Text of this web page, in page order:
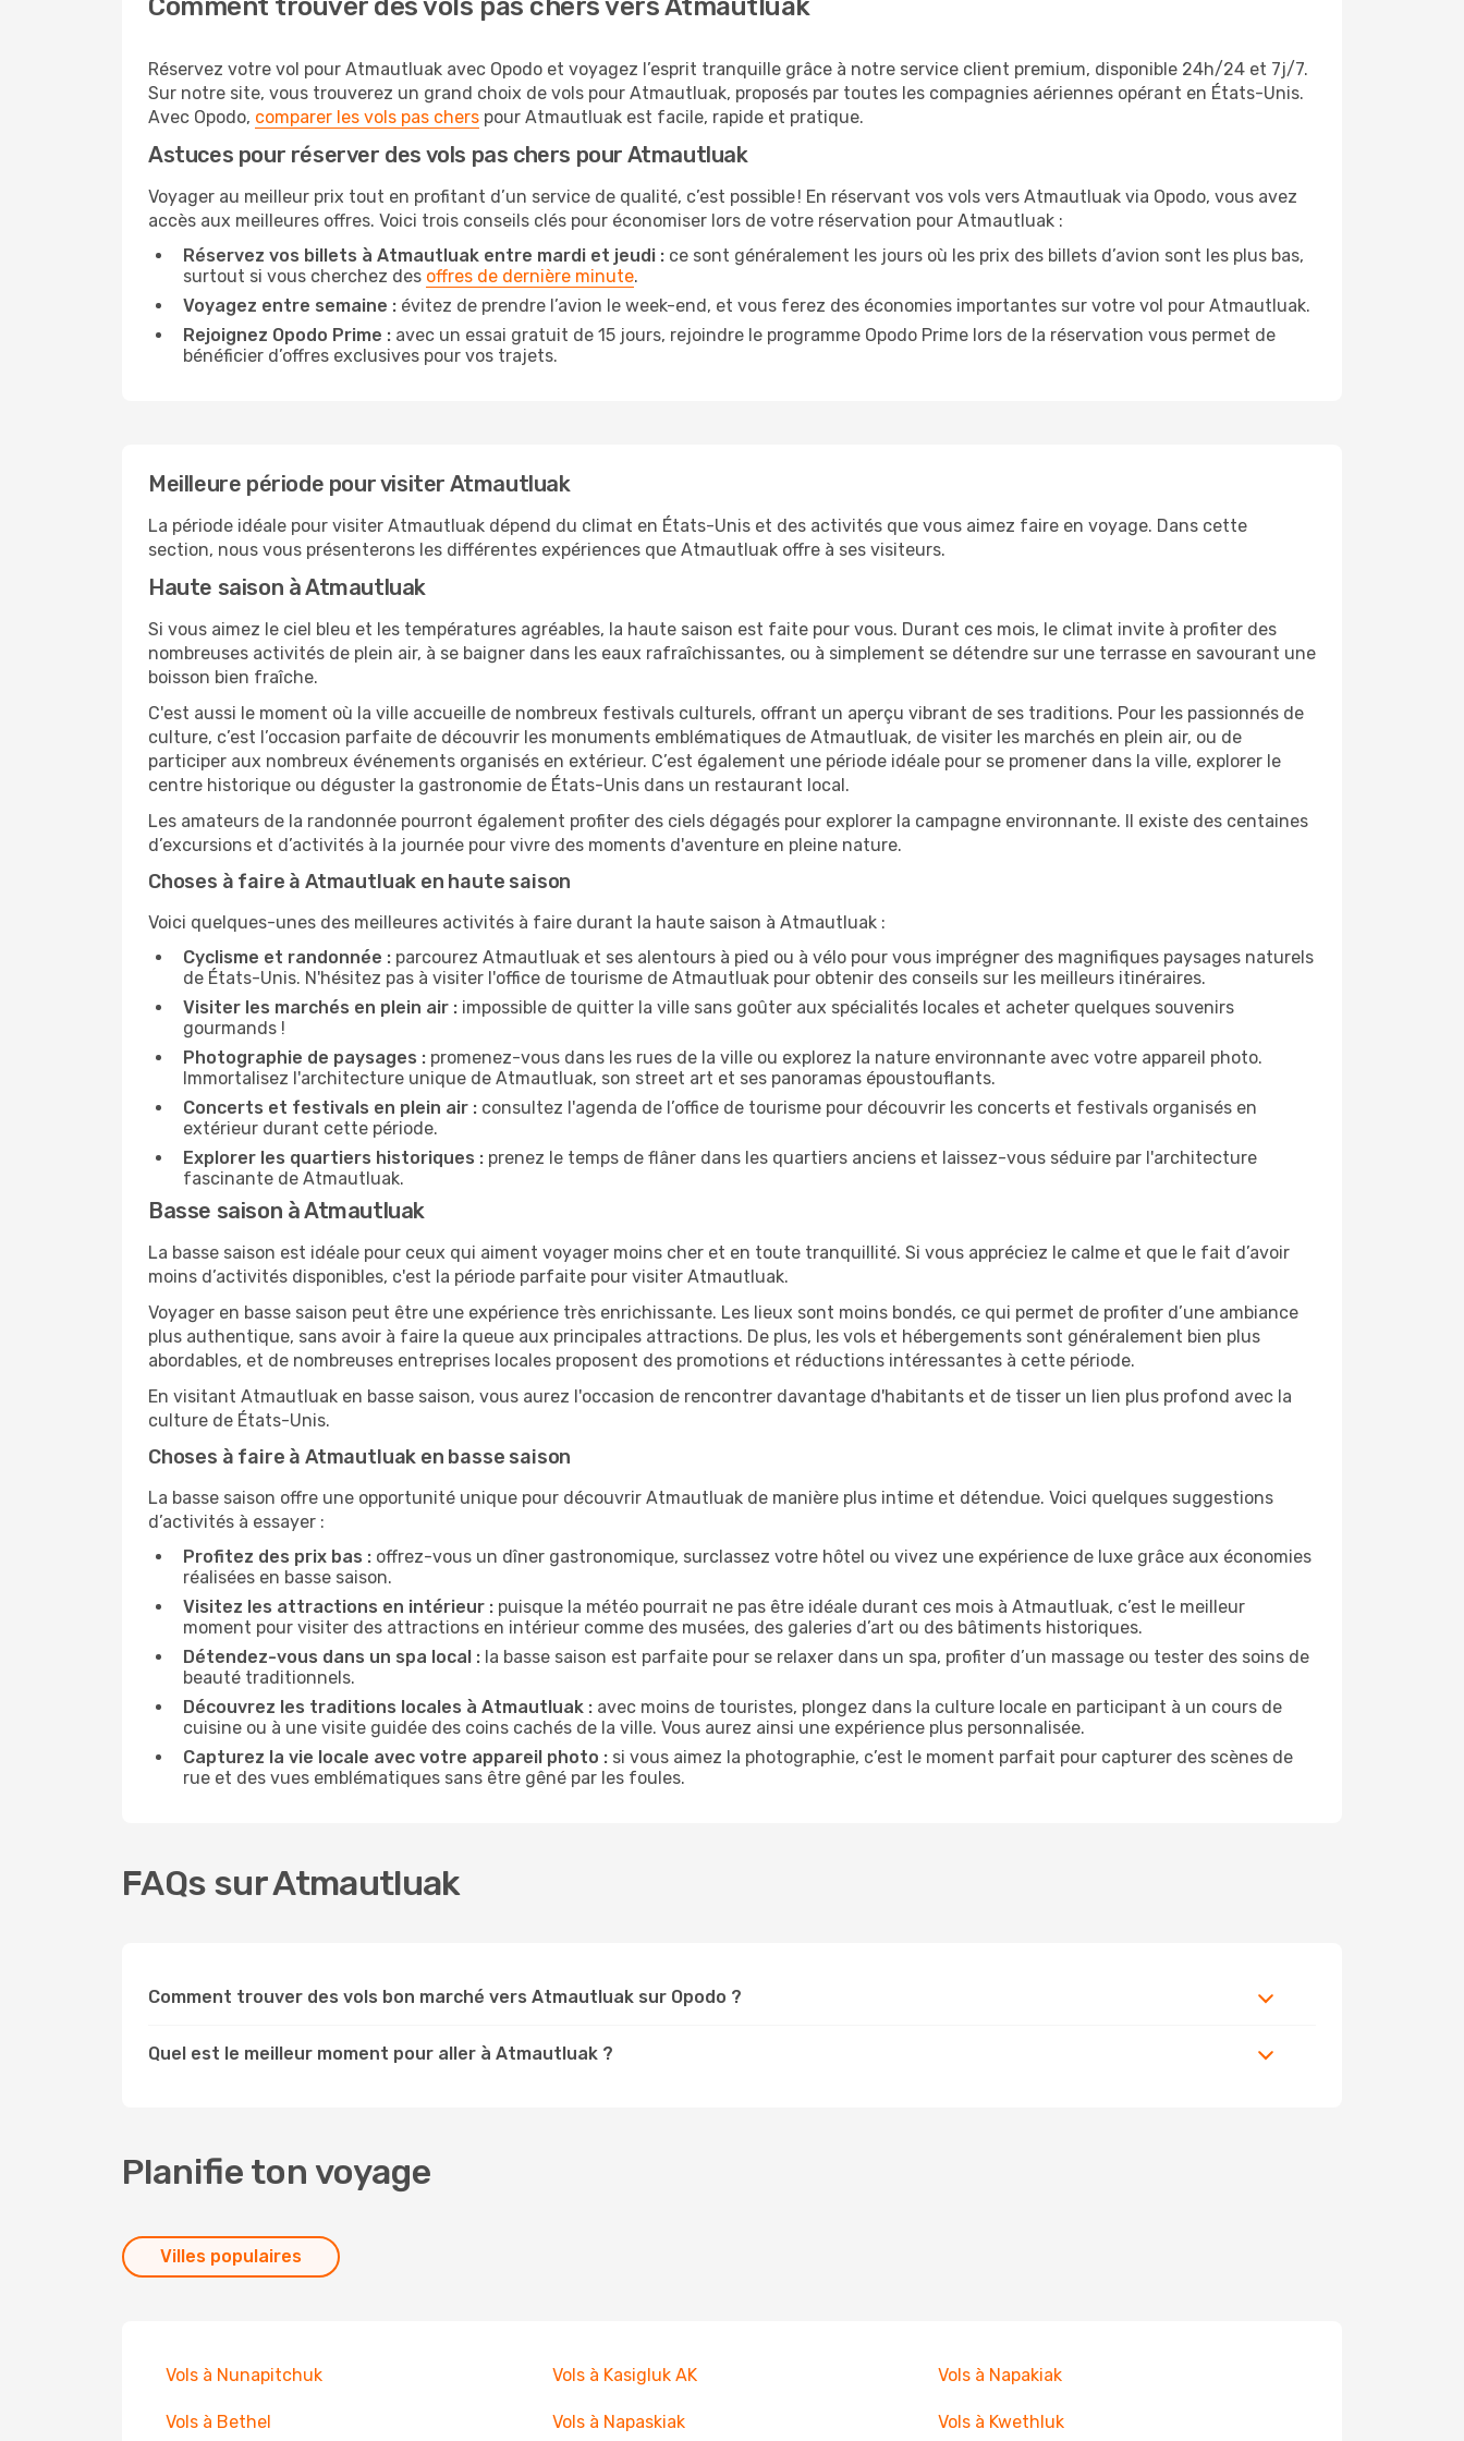
Comment trouver des vols pas chers vers Atmautluak
Réservez votre vol pour Atmautluak avec Opodo et voyagez l’esprit tranquille grâce à notre service client premium, disponible 24h/24 et 7j/7.
Sur notre site, vous trouverez un grand choix de vols pour Atmautluak, proposés par toutes les compagnies aériennes opérant en États-Unis.
Avec Opodo, comparer les vols pas chers pour Atmautluak est facile, rapide et pratique.
Astuces pour réserver des vols pas chers pour Atmautluak
Voyager au meilleur prix tout en profitant d’un service de qualité, c’est possible ! En réservant vos vols vers Atmautluak via Opodo, vous avez
accès aux meilleures offres. Voici trois conseils clés pour économiser lors de votre réservation pour Atmautluak :
Réservez vos billets à Atmautluak entre mardi et jeudi : ce sont généralement les jours où les prix des billets d’avion sont les plus bas,
surtout si vous cherchez des offres de dernière minute.
Voyagez entre semaine : évitez de prendre l’avion le week-end, et vous ferez des économies importantes sur votre vol pour Atmautluak.
Rejoignez Opodo Prime : avec un essai gratuit de 15 jours, rejoindre le programme Opodo Prime lors de la réservation vous permet de
bénéficier d’offres exclusives pour vos trajets.
Meilleure période pour visiter Atmautluak
La période idéale pour visiter Atmautluak dépend du climat en États-Unis et des activités que vous aimez faire en voyage. Dans cette
section, nous vous présenterons les différentes expériences que Atmautluak offre à ses visiteurs.
Haute saison à Atmautluak
Si vous aimez le ciel bleu et les températures agréables, la haute saison est faite pour vous. Durant ces mois, le climat invite à profiter des
nombreuses activités de plein air, à se baigner dans les eaux rafraîchissantes, ou à simplement se détendre sur une terrasse en savourant une
boisson bien fraîche.
C'est aussi le moment où la ville accueille de nombreux festivals culturels, offrant un aperçu vibrant de ses traditions. Pour les passionnés de
culture, c’est l’occasion parfaite de découvrir les monuments emblématiques de Atmautluak, de visiter les marchés en plein air, ou de
participer aux nombreux événements organisés en extérieur. C’est également une période idéale pour se promener dans la ville, explorer le
centre historique ou déguster la gastronomie de États-Unis dans un restaurant local.
Les amateurs de la randonnée pourront également profiter des ciels dégagés pour explorer la campagne environnante. Il existe des centaines
d’excursions et d’activités à la journée pour vivre des moments d'aventure en pleine nature.
Choses à faire à Atmautluak en haute saison
Voici quelques-unes des meilleures activités à faire durant la haute saison à Atmautluak :
Cyclisme et randonnée : parcourez Atmautluak et ses alentours à pied ou à vélo pour vous imprégner des magnifiques paysages naturels
de États-Unis. N'hésitez pas à visiter l'office de tourisme de Atmautluak pour obtenir des conseils sur les meilleurs itinéraires.
Visiter les marchés en plein air : impossible de quitter la ville sans goûter aux spécialités locales et acheter quelques souvenirs
gourmands !
Photographie de paysages : promenez-vous dans les rues de la ville ou explorez la nature environnante avec votre appareil photo.
Immortalisez l'architecture unique de Atmautluak, son street art et ses panoramas époustouflants.
Concerts et festivals en plein air : consultez l'agenda de l’office de tourisme pour découvrir les concerts et festivals organisés en
extérieur durant cette période.
Explorer les quartiers historiques : prenez le temps de flâner dans les quartiers anciens et laissez-vous séduire par l'architecture
fascinante de Atmautluak.
Basse saison à Atmautluak
La basse saison est idéale pour ceux qui aiment voyager moins cher et en toute tranquillité. Si vous appréciez le calme et que le fait d’avoir
moins d’activités disponibles, c'est la période parfaite pour visiter Atmautluak.
Voyager en basse saison peut être une expérience très enrichissante. Les lieux sont moins bondés, ce qui permet de profiter d’une ambiance
plus authentique, sans avoir à faire la queue aux principales attractions. De plus, les vols et hébergements sont généralement bien plus
abordables, et de nombreuses entreprises locales proposent des promotions et réductions intéressantes à cette période.
En visitant Atmautluak en basse saison, vous aurez l'occasion de rencontrer davantage d'habitants et de tisser un lien plus profond avec la
culture de États-Unis.
Choses à faire à Atmautluak en basse saison
La basse saison offre une opportunité unique pour découvrir Atmautluak de manière plus intime et détendue. Voici quelques suggestions
d’activités à essayer :
Profitez des prix bas : offrez-vous un dîner gastronomique, surclassez votre hôtel ou vivez une expérience de luxe grâce aux économies
réalisées en basse saison.
Visitez les attractions en intérieur : puisque la météo pourrait ne pas être idéale durant ces mois à Atmautluak, c’est le meilleur
moment pour visiter des attractions en intérieur comme des musées, des galeries d’art ou des bâtiments historiques.
Détendez-vous dans un spa local : la basse saison est parfaite pour se relaxer dans un spa, profiter d’un massage ou tester des soins de
beauté traditionnels.
Découvrez les traditions locales à Atmautluak : avec moins de touristes, plongez dans la culture locale en participant à un cours de
cuisine ou à une visite guidée des coins cachés de la ville. Vous aurez ainsi une expérience plus personnalisée.
Capturez la vie locale avec votre appareil photo : si vous aimez la photographie, c’est le moment parfait pour capturer des scènes de
rue et des vues emblématiques sans être gêné par les foules.
FAQs sur Atmautluak
Comment trouver des vols bon marché vers Atmautluak sur Opodo ?
Quel est le meilleur moment pour aller à Atmautluak ?
Planifie ton voyage
Villes populaires
Vols à Nunapitchuk Vols à Kasigluk AK Vols à Napakiak
Vols à Bethel Vols à Napaskiak Vols à Kwethluk